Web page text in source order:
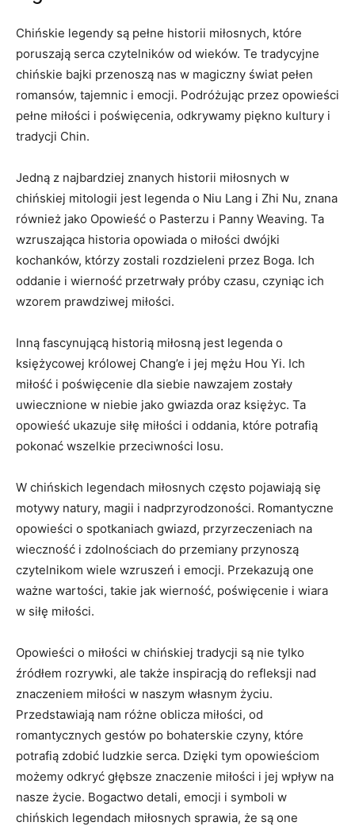
Chińskie legendy są pełne historii miłosnych, które
poruszają serca czytelników od wieków. Te⁢ tradycyjne
chińskie bajki przenoszą nas w magiczny świat pełen
romansów, tajemnic i emocji. ‌Podróżując przez opowieści
pełne miłości i poświęcenia, odkrywamy piękno kultury i
tradycji ⁢Chin.
Jedną z najbardziej znanych historii miłosnych ⁤w
chińskiej ​mitologii jest legenda o Niu Lang i Zhi Nu, znana⁤
również jako​ Opowieść o Pasterzu i Panny Weaving. Ta
‍wzruszająca historia opowiada o miłości dwójki
⁣kochanków, którzy zostali rozdzieleni przez Boga. Ich
oddanie ‌i wierność przetrwały⁢ próby czasu, czyniąc ich
wzorem prawdziwej miłości.
Inną fascynującą historią miłosną jest legenda o
księżycowej królowej Chang’e i⁢ jej mężu Hou Yi. Ich
⁢miłość⁤ i poświęcenie dla siebie nawzajem zostały
uwiecznione w niebie jako gwiazda oraz księżyc. Ta
opowieść ukazuje siłę miłości i oddania, które potrafią
pokonać wszelkie przeciwności losu.
W chińskich legendach miłosnych często pojawiają się
motywy natury, magii i nadprzyrodzoności. Romantyczne
opowieści o spotkaniach gwiazd, przyrzeczeniach na
wieczność i zdolnościach do ​przemiany przynoszą
czytelnikom wiele wzruszeń i emocji.⁣ Przekazują one
ważne wartości, takie jak wierność, poświęcenie i⁤ wiara
w siłę miłości.
Opowieści o miłości w chińskiej tradycji są nie tylko
źródłem rozrywki, ale także inspiracją do refleksji nad
znaczeniem miłości w naszym własnym​ życiu.
Przedstawiają nam różne oblicza miłości, od
romantycznych gestów po bohaterskie czyny, które
potrafią zdobić ludzkie serca. Dzięki tym opowieściom
możemy odkryć głębsze znaczenie⁢ miłości i‍ jej wpływ na
nasze życie. Bogactwo detali, emocji i symboli w
chińskich legendach miłosnych sprawia, że są one⁤